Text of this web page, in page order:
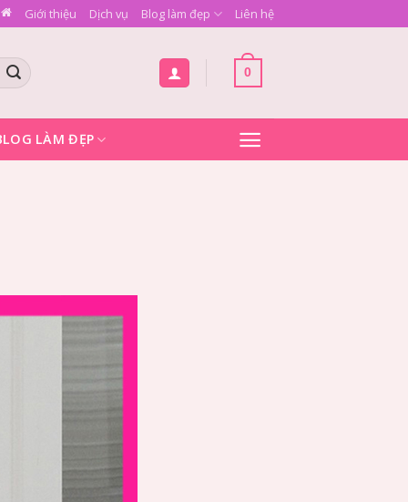
Giới thiệu Dịch vụ Blog làm đẹp Liên hệ
0
LÀM ĐẸP